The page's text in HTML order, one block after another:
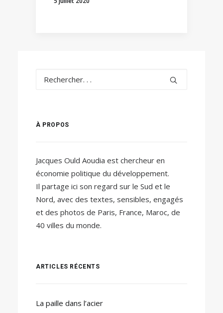
À PROPOS
Jacques Ould Aoudia est chercheur en
économie politique du développement.
Il partage ici son regard sur le Sud et le
Nord, avec des textes, sensibles, engagés
et des photos de Paris, France, Maroc, de
40 villes du monde.
ARTICLES RÉCENTS
La paille dans l’acier